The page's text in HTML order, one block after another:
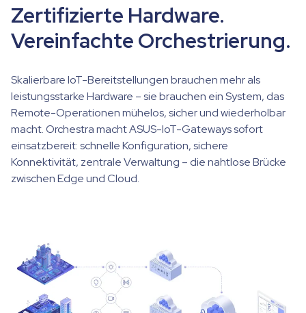
Zertifizierte Hardware.
Vereinfachte Orchestrierung.
Skalierbare IoT-Bereitstellungen brauchen mehr als
leistungsstarke Hardware – sie brauchen ein System, das
Remote-Operationen mühelos, sicher und wiederholbar
macht. Orchestra macht ASUS-IoT-Gateways sofort
einsatzbereit: schnelle Konfiguration, sichere
Konnektivität, zentrale Verwaltung – die nahtlose Brücke
zwischen Edge und Cloud.